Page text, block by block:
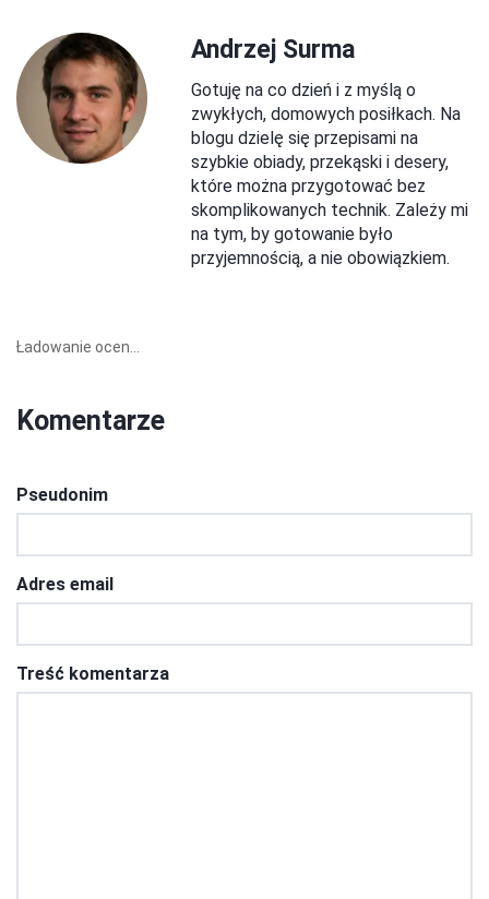
Andrzej Surma
Gotuję na co dzień i z myślą o
zwykłych, domowych posiłkach. Na
blogu dzielę się przepisami na
szybkie obiady, przekąski i desery,
które można przygotować bez
skomplikowanych technik. Zależy mi
na tym, by gotowanie było
przyjemnością, a nie obowiązkiem.
Ładowanie ocen...
Komentarze
Pseudonim
Adres email
Treść komentarza